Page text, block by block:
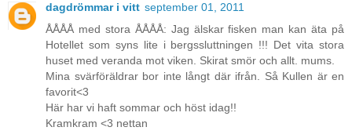
dagdrömmar i vitt september 01, 2011
ÅÅÅÅ med stora ÅÅÅÅ: Jag älskar fisken man kan äta på
Hotellet som syns lite i bergssluttningen !!! Det vita stora
huset med veranda mot viken. Skirat smör och allt. mums.
Mina svärföräldrar bor inte långt där ifrån. Så Kullen är en
favorit<3
Här har vi haft sommar och höst idag!!
Kramkram <3 nettan